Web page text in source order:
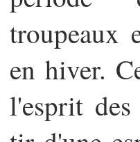
troupeaux
en hiver.
l'esprit